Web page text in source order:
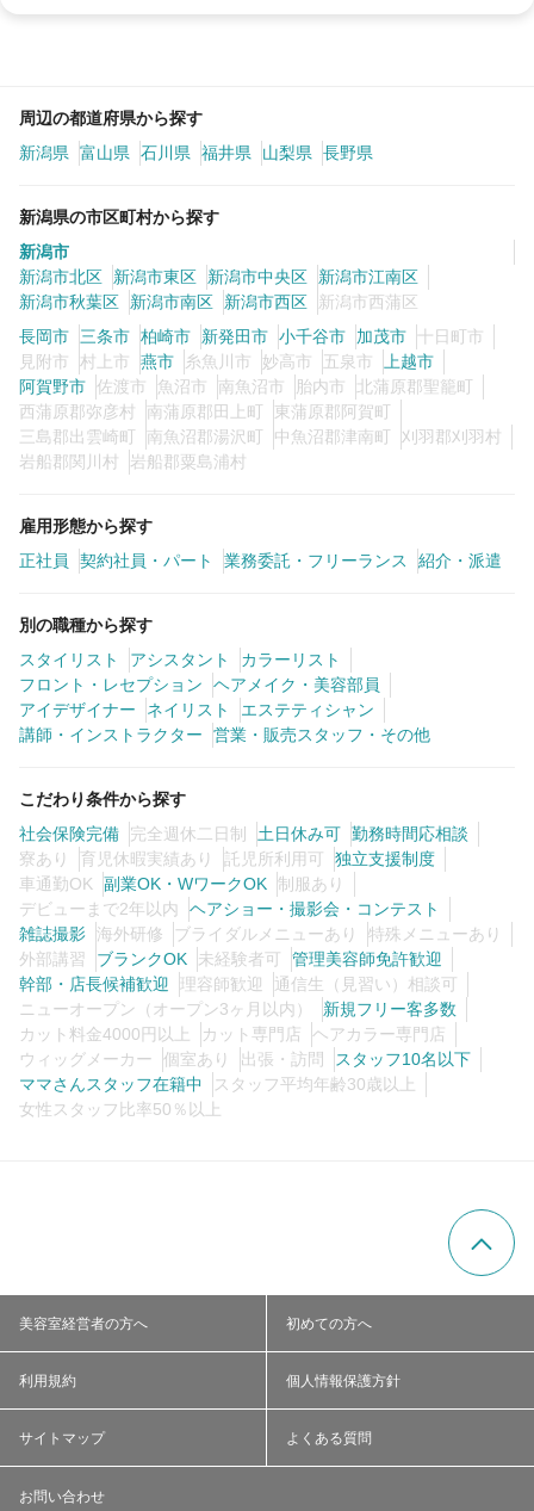
周辺の都道府県から探す
新潟県
富山県 石川県 福井県 山梨県 長野県
新潟県の市区町村から探す
新潟市
新潟市北区
新潟市東区 新潟市中央区
新潟市江南区
新潟市秋葉区
新潟市南区 新潟市西区
新潟市西蒲区
長岡市
三条市 柏崎市 新発田市 小千谷市 加茂市
十日町市
見附市
村上市 燕市 糸魚川市 妙高市 五泉市
上越市
阿賀野市
佐渡市 魚沼市 南魚沼市 胎内市
北蒲原郡聖籠町
西蒲原郡弥彦村
南蒲原郡田上町
東蒲原郡阿賀町
三島郡出雲崎町
南魚沼郡湯沢町 中魚沼郡津南町
刈羽郡刈羽村
岩船郡関川村
岩船郡粟島浦村
雇用形態から探す
正社員
契約社員・パート 業務委託・フリーランス 紹介・派遣
別の職種から探す
スタイリスト
アシスタント
カラーリスト
フロント・レセプション
ヘアメイク・美容部員
アイデザイナー
ネイリスト
エステティシャン
講師・インストラクター
営業・販売スタッフ・その他
こだわり条件から探す
社会保険完備
完全週休二日制 土日休み可 勤務時間応相談
寮あり
育児休暇実績あり 託児所利用可
独立支援制度
車通勤OK
副業OK・WワークOK 制服あり
デビューまで2年以内
ヘアショー・撮影会・コンテスト
雑誌撮影 海外研修 ブライダルメニューあり
特殊メニューあり
外部講習
ブランクOK 未経験者可
管理美容師免許歓迎
幹部・店長候補歓迎
理容師歓迎
通信生（見習い）相談可
ニューオープン（オープン3ヶ月以内）
新規フリー客多数
カット料金4000円以上
カット専門店
ヘアカラー専門店
ウィッグメーカー
個室あり 出張・訪問
スタッフ10名以下
ママさんスタッフ在籍中
スタッフ平均年齢30歳以上
女性スタッフ比率50％以上
美容室経営者の方へ 初めての方へ
利用規約 個人情報保護方針
サイトマップ よくある質問
お問い合わせ